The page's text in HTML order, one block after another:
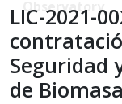
LIC-2021-
Seguridad
de